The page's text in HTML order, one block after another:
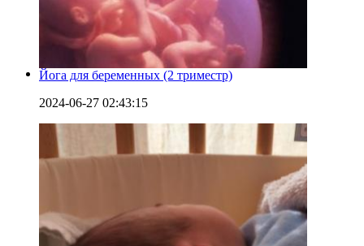
Йога для беременных (2 триместр)
2024-06-27 02:43:15